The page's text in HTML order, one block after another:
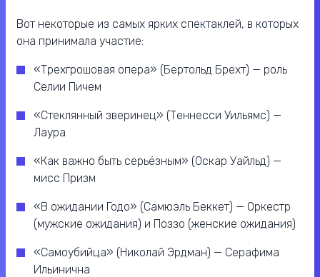
Вот некоторые из самых ярких спектаклей, в которых
она принимала участие:
«Трехгрошовая опера» (Бертольд Брехт) — роль
Селии Пичем
«Стеклянный зверинец» (Теннесси Уильямс) —
Лаура
«Как важно быть серьёзным» (Оскар Уайльд) —
мисс Призм
«В ожидании Годо» (Самюэль Беккет) — Оркестр
(мужские ожидания) и Поззо (женские ожидания)
«Самоубийца» (Николай Эрдман) — Серафима
Ильинична